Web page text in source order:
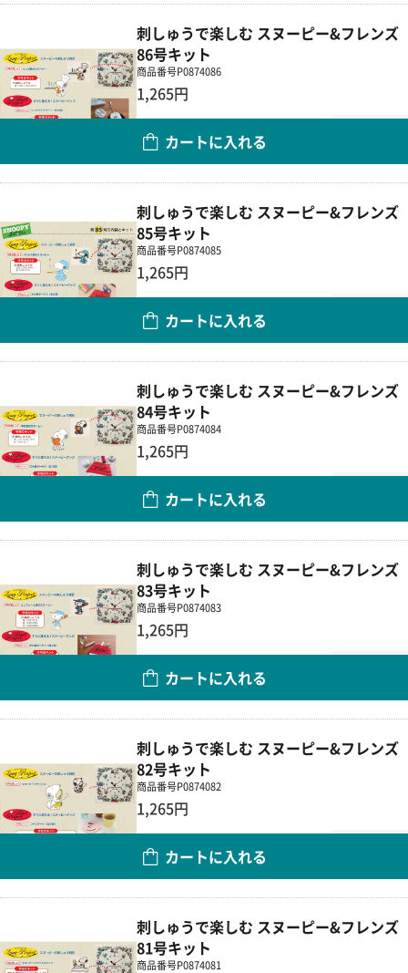
刺しゅうで楽しむ スヌーピー&フレンズ
86号キット
商品番号P0874086
1,265円
カートに入れる
刺しゅうで楽しむ スヌーピー&フレンズ
85号キット
商品番号P0874085
1,265円
カートに入れる
刺しゅうで楽しむ スヌーピー&フレンズ
84号キット
商品番号P0874084
1,265円
カートに入れる
刺しゅうで楽しむ スヌーピー&フレンズ
83号キット
商品番号P0874083
1,265円
カートに入れる
刺しゅうで楽しむ スヌーピー&フレンズ
82号キット
商品番号P0874082
1,265円
カートに入れる
刺しゅうで楽しむ スヌーピー&フレンズ
81号キット
商品番号P0874081